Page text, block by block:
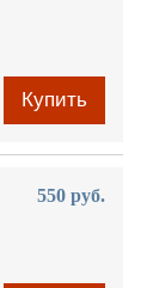
Купить
550 руб.